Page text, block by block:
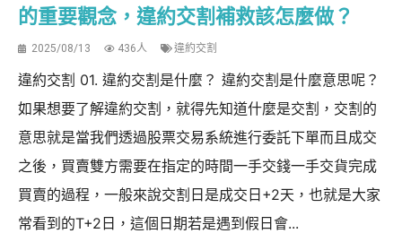
的重要觀念，違約交割補救該怎麼做？
2025/08/13 436人 違約交割
違約交割 01. 違約交割是什麼？ 違約交割是什麼意思呢？
如果想要了解違約交割，就得先知道什麼是交割，交割的
意思就是當我們透過股票交易系統進行委託下單而且成交
之後，買賣雙方需要在指定的時間一手交錢一手交貨完成
買賣的過程，一般來說交割日是成交日+2天，也就是大家
常看到的T+2日，這個日期若是遇到假日會...